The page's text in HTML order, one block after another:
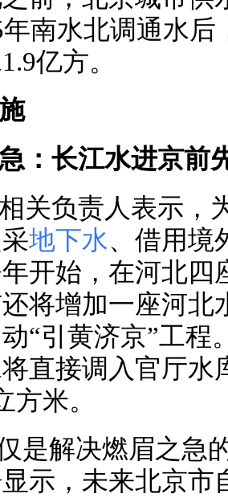
年南水北调通水
亿方。
：长江水进京前
关负责人表示，
地下水、借用境
开始，在河北四
将增加一座河北
“引黄济京”工程
直接调入官厅水
方米。
是解决燃眉之急
示，未来北京市